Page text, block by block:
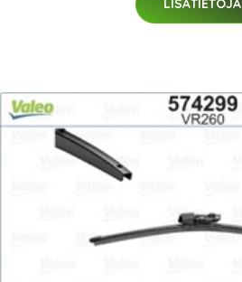
LISÄTIETOJA